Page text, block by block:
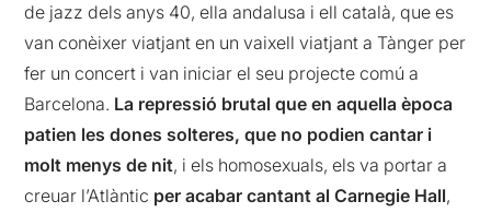
de jazz dels anys 40, ella andalusa i ell català, que es
van conèixer viatjant en un vaixell viatjant a Tànger per
fer un concert i van iniciar el seu projecte comú a
Barcelona. La repressió brutal que en aquella època
patien les dones solteres, que no podien cantar i
molt menys de nit, i els homosexuals, els va portar a
creuar l’Atlàntic per acabar cantant al Carnegie Hall,